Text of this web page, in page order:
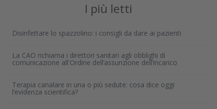
I più letti
Disinfettare lo spazzolino: i consigli da dare ai pazienti
La CAO richiama i direttori sanitari agli obblighi di
comunicazione all'Ordine dell’assunzione dell’incarico
Terapia canalare in una o più sedute: cosa dice oggi
l’evidenza scientifica?